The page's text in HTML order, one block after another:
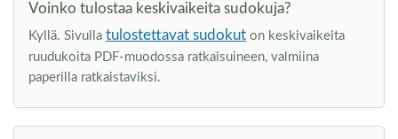
Voinko tulostaa keskivaikeita sudokuja?
Kyllä. Sivulla tulostettavat sudokut on keskivaikeita
ruudukoita PDF-muodossa ratkaisuineen, valmiina
paperilla ratkaistaviksi.